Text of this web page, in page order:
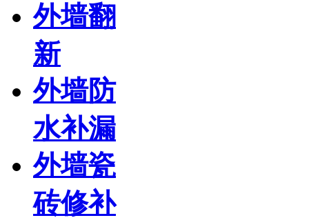
外墙翻
新
外墙防
水补漏
外墙瓷
砖修补